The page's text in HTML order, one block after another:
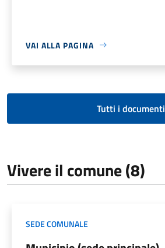
VAI ALLA PAGINA
Tutti i documenti
Vivere il comune (8)
SEDE COMUNALE